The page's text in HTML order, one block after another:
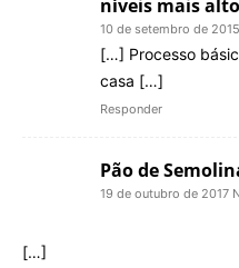
níveis mais
10 de setembro de
[…] Processo
casa […]
Responder
Pão de
19 de outubro de 2017
[…]